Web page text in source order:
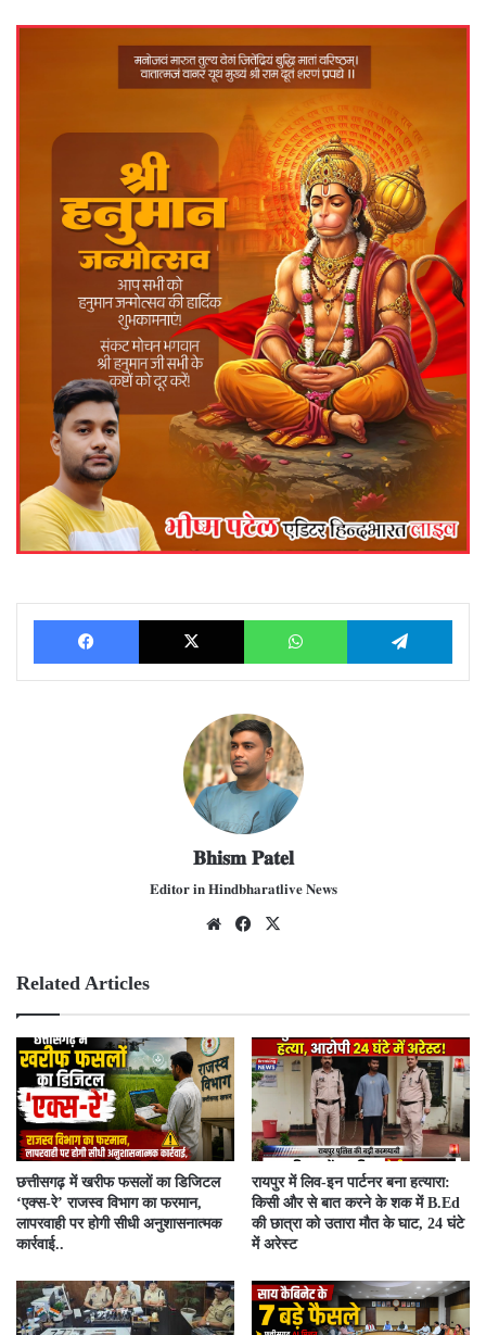
Facebook X WhatsApp
𝐁𝐡𝐢𝐬𝐦 𝐏𝐚𝐭𝐞𝐥
𝐄𝐝𝐢𝐭𝐨𝐫 𝐢𝐧 𝐇𝐢𝐧𝐝𝐛𝐡𝐚𝐫𝐚𝐭𝐥𝐢𝐯𝐞 𝐍𝐞𝐰𝐬
We
Fac
Related Articles
​छत्तीसगढ़ में खरीफ फसलों का डिजिटल
‘एक्स-रे’ राजस्व विभाग का फरमान,
लापरवाही पर होगी सीधी अनुशासनात्मक
कार्रवाई..
रायपुर में लिव-इन पार्टनर बना हत्यारा:
किसी और से बात करने के शक में B.Ed
की छात्रा को उतारा मौत के घाट, 24 घंटे
में अरेस्ट